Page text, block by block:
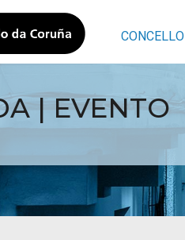
CONCELLO
| EVENTO